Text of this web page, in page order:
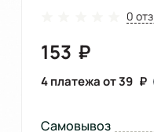
0
153
4 платежа от 39
Самовывоз